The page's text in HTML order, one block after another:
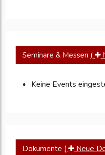
Seminare & Messen (
Keine Events
Dokumente ( Neue